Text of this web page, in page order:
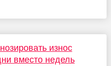
износ
вместо недель